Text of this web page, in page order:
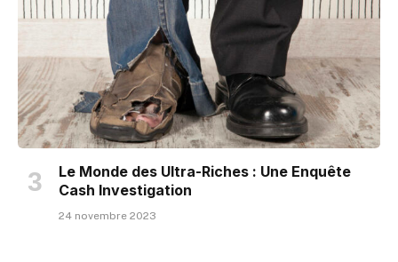
Le Monde des Ultra-Riches : Une Enquête
Cash Investigation
24 novembre 2023